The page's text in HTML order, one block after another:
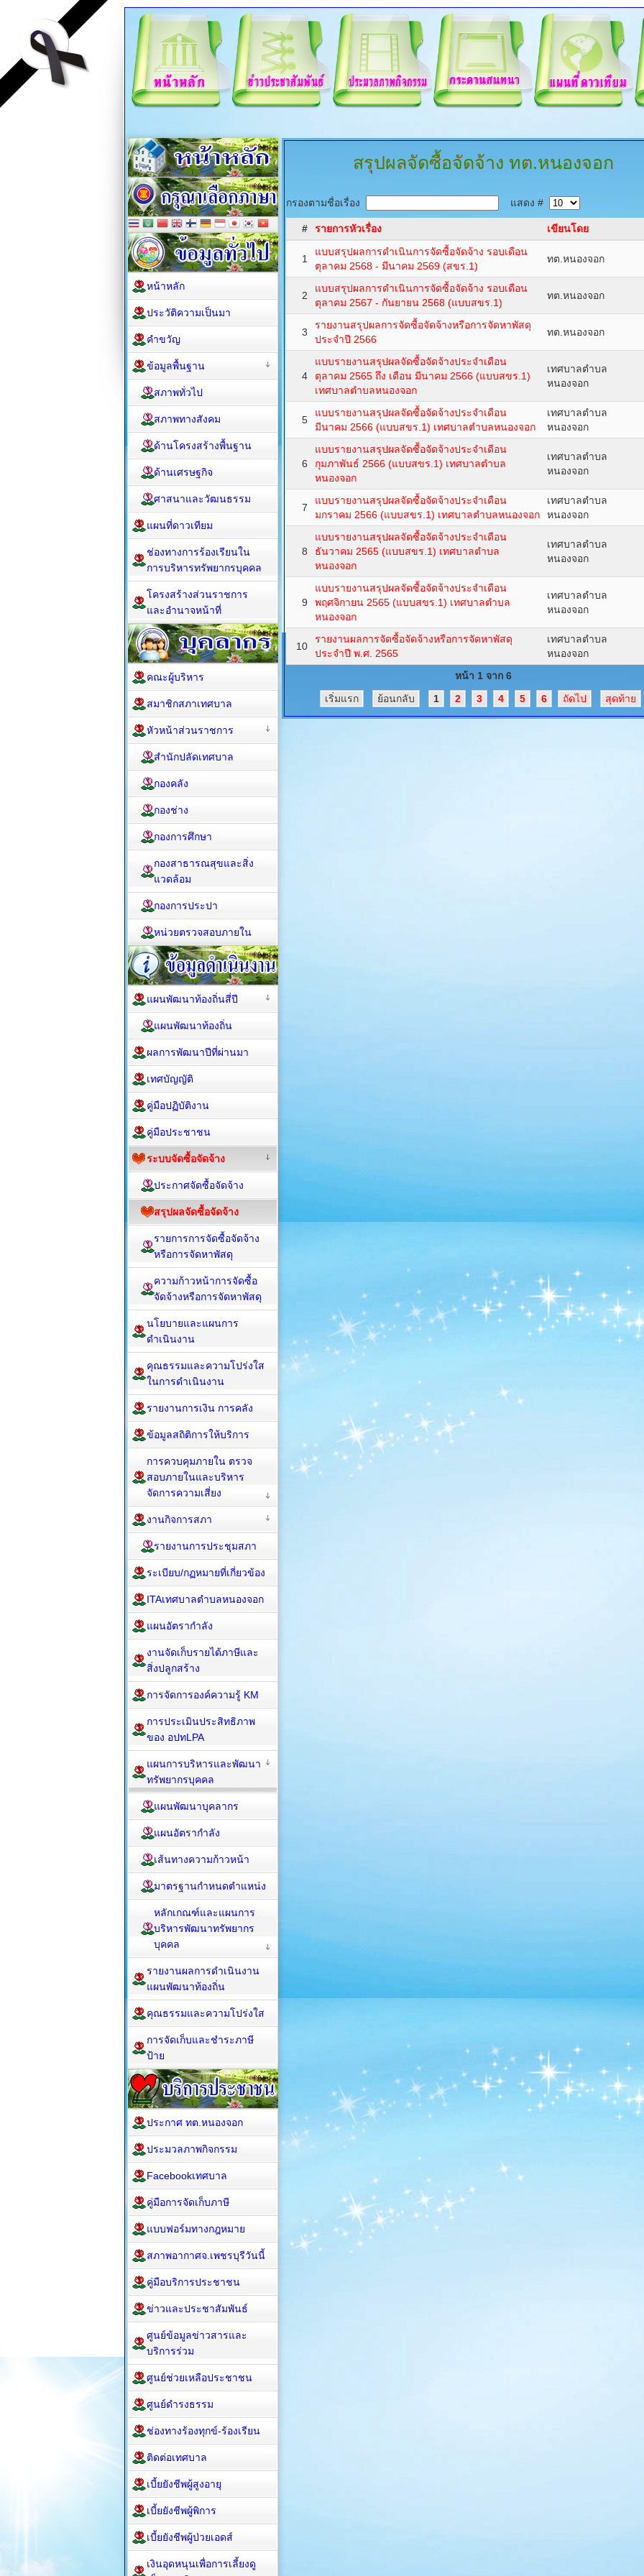
สรุปผลจัดซื้อจัดจ้าง ทต.หนองจอก
กรองตามชื่อเรื่อง แสดง #
# รายการหัวเรื่อง เขียนโดย
1
แบบสรุปผลการดำเนินการจัดซื้อจัดจ้าง รอบเดือน
ตุลาคม 2568 - มีนาคม 2569 (สขร.1)
ทต.หนองจอก
2
แบบสรุปผลการดำเนินการจัดซื้อจัดจ้าง รอบเดือน
ตุลาคม 2567 - กันยายน 2568 (แบบสขร.1)
ทต.หนองจอก
3
รายงานสรุปผลการจัดซื้อจัดจ้างหรือการจัดหาพัสดุ
ประจำปี 2566
ทต.หนองจอก
4
แบบรายงานสรุปผลจัดซื้อจัดจ้างประจำเดือน
ตุลาคม 2565 ถึง เดือน มีนาคม 2566 (แบบสขร.1)
เทศบาลตำบลหนองจอก
เทศบาลตำบล
หนองจอก
5
แบบรายงานสรุปผลจัดซื้อจัดจ้างประจำเดือน
มีนาคม 2566 (แบบสขร.1) เทศบาลตำบลหนองจอก
เทศบาลตำบล
หนองจอก
6
แบบรายงานสรุปผลจัดซื้อจัดจ้างประจำเดือน
กุมภาพันธ์ 2566 (แบบสขร.1) เทศบาลตำบล
หนองจอก
เทศบาลตำบล
หนองจอก
7
แบบรายงานสรุปผลจัดซื้อจัดจ้างประจำเดือน
มกราคม 2566 (แบบสขร.1) เทศบาลตำบลหนองจอก
เทศบาลตำบล
หนองจอก
8
แบบรายงานสรุปผลจัดซื้อจัดจ้างประจำเดือน
ธันวาคม 2565 (แบบสขร.1) เทศบาลตำบล
หนองจอก
เทศบาลตำบล
หนองจอก
9
แบบรายงานสรุปผลจัดซื้อจัดจ้างประจำเดือน
พฤศจิกายน 2565 (แบบสขร.1) เทศบาลตำบล
หนองจอก
เทศบาลตำบล
หนองจอก
10
รายงานผลการจัดซื้อจัดจ้างหรือการจัดหาพัสดุ
ประจำปี พ.ศ. 2565
เทศบาลตำบล
หนองจอก
หน้า 1 จาก 6
เริ่มแรก
ย้อนกลับ 1 2 3 4 5 6 ถัดไป สุดท้าย
หน้าหลัก
ประวัติความเป็นมา
คำขวัญ
ข้อมูลพื้นฐาน
สภาพทั่วไป
สภาพทางสังคม
ด้านโครงสร้างพื้นฐาน
ด้านเศรษฐกิจ
ศาสนาและวัฒนธรรม
แผนที่ดาวเทียม
ช่องทางการร้องเรียนใน
การบริหารทรัพยากรบุคคล
โครงสร้างส่วนราชการ
และอำนาจหน้าที่
คณะผู้บริหาร
สมาชิกสภาเทศบาล
หัวหน้าส่วนราชการ
สำนักปลัดเทศบาล
กองคลัง
กองช่าง
กองการศึกษา
กองสาธารณสุขและสิ่ง
แวดล้อม
กองการประปา
หน่วยตรวจสอบภายใน
แผนพัฒนาท้องถิ่นสี่ปี
แผนพัฒนาท้องถิ่น
ผลการพัฒนาปีที่ผ่านมา
เทศบัญญัติ
คู่มือปฏิบัติงาน
คู่มือประชาชน
ระบบจัดซื้อจัดจ้าง
ประกาศจัดซื้อจัดจ้าง
สรุปผลจัดซื้อจัดจ้าง
รายการการจัดซื้อจัดจ้าง
หรือการจัดหาพัสดุ
ความก้าวหน้าการจัดซื้อ
จัดจ้างหรือการจัดหาพัสดุ
นโยบายและแผนการ
ดำเนินงาน
คุณธรรมและความโปร่งใส
ในการดำเนินงาน
รายงานการเงิน การคลัง
ข้อมูลสถิติการให้บริการ
การควบคุมภายใน ตรวจ
สอบภายในและบริหาร
จัดการความเสี่ยง
งานกิจการสภา
รายงานการประชุมสภา
ระเบียบ/กฏหมายที่เกี่ยวข้อง
ITAเทศบาลตำบลหนองจอก
แผนอัตรากำลัง
งานจัดเก็บรายได้ภาษีและ
สิ่งปลูกสร้าง
การจัดการองค์ความรู้ KM
การประเมินประสิทธิภาพ
ของ อปทLPA
แผนการบริหารและพัฒนา
ทรัพยากรบุคคล
แผนพัฒนาบุคลากร
แผนอัตรากำลัง
เส้นทางความก้าวหน้า
มาตรฐานกำหนดตำแหน่ง
หลักเกณฑ์และแผนการ
บริหารพัฒนาทรัพยากร
บุคคล
รายงานผลการดำเนินงาน
แผนพัฒนาท้องถิ่น
คุณธรรมและความโปร่งใส
การจัดเก็บและชำระภาษี
ป้าย
ประกาศ ทต.หนองจอก
ประมวลภาพกิจกรรม
Facebookเทศบาล
คู่มือการจัดเก็บภาษี
แบบฟอร์มทางกฎหมาย
สภาพอากาศจ.เพชรบุรีวันนี้
คู่มือบริการประชาชน
ข่าวและประชาสัมพันธ์
ศูนย์ข้อมูลข่าวสารและ
บริการร่วม
ศูนย์ช่วยเหลือประชาชน
ศูนย์ดำรงธรรม
ช่องทางร้องทุกข์-ร้องเรียน
ติดต่อเทศบาล
เบี้ยยังชีพผู้สูงอายุ
เบี้ยยังชีพผู้พิการ
เบี้ยยังชีพผู้ป่วยเอดส์
เงินอุดหนุนเพื่อการเลี้ยงดู